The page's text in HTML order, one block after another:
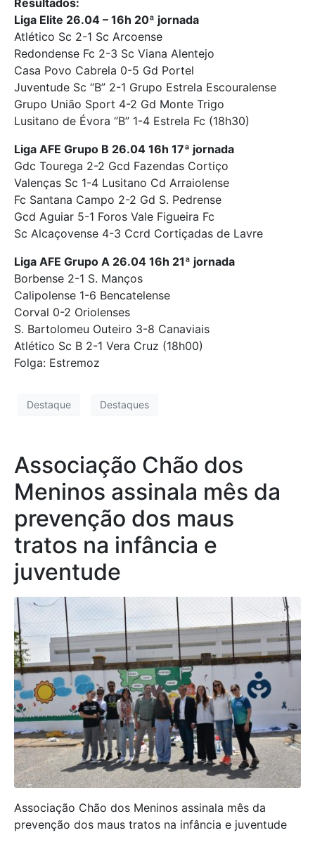
Resultados:
Liga Elite 26.04 – 16h 20ª jornada
Atlético Sc 2-1 Sc Arcoense
Redondense Fc 2-3 Sc Viana Alentejo
Casa Povo Cabrela 0-5 Gd Portel
Juventude Sc “B” 2-1 Grupo Estrela Escouralense
Grupo União Sport 4-2 Gd Monte Trigo
Lusitano de Évora “B” 1-4 Estrela Fc (18h30)
Liga AFE Grupo B 26.04 16h 17ª jornada
Gdc Tourega 2-2 Gcd Fazendas Cortiço
Valenças Sc 1-4 Lusitano Cd Arraiolense
Fc Santana Campo 2-2 Gd S. Pedrense
Gcd Aguiar 5-1 Foros Vale Figueira Fc
Sc Alcaçovense 4-3 Ccrd Cortiçadas de Lavre
Liga AFE Grupo A 26.04 16h 21ª jornada
Borbense 2-1 S. Manços
Calipolense 1-6 Bencatelense
Corval 0-2 Oriolenses
S. Bartolomeu Outeiro 3-8 Canaviais
Atlético Sc B 2-1 Vera Cruz (18h00)
Folga: Estremoz
Destaque Destaques
Associação Chão dos
Meninos assinala mês da
prevenção dos maus
tratos na infância e
juventude
Associação Chão dos Meninos assinala mês da
prevenção dos maus tratos na infância e juventude